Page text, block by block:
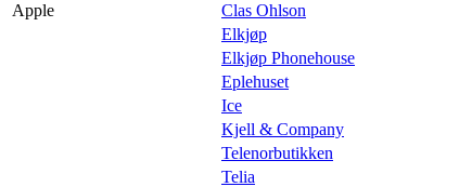
Apple
Clas Ohlson
Elkjøp
Elkjøp Phonehouse
Eplehuset
Ice
Kjell & Company
Telenorbutikken
Telia